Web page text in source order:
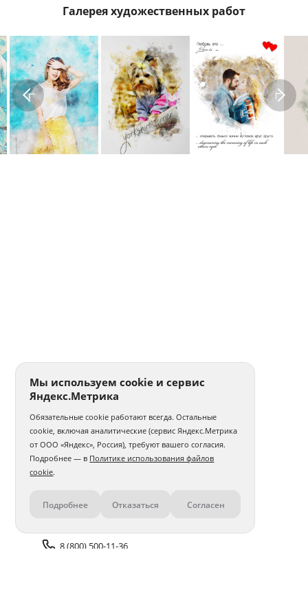
Галерея художественных работ
Контакты
8 (800) 500-11-36
Мы используем cookie и сервис
Яндекс.Метрика
Обязательные cookie работают всегда. Остальные
cookie, включая аналитические (сервис Яндекс.Метрика
от ООО «Яндекс», Россия), требуют вашего согласия.
Подробнее — в Политике использования файлов
cookie.
Подробнее Отказаться Согласен